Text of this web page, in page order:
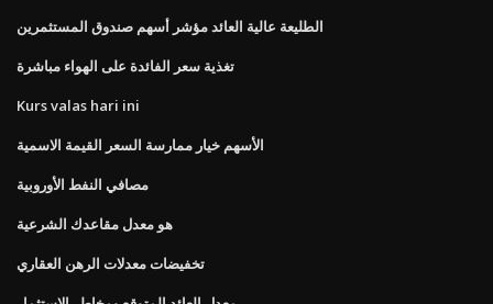
الطليعة عالية العائد مؤشر أسهم صندوق المستثمرين
تغذية سعر الفائدة على الهواء مباشرة
Kurs valas hari ini
الأسهم خيار ممارسة السعر القيمة الاسمية
مصافي النفط الأوروبية
هو معدل مقاعدك الشرعية
تخفيضات معدلات الرهن العقاري